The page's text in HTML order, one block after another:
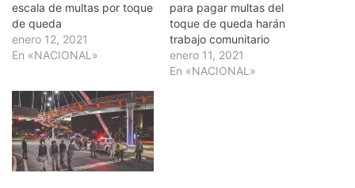
escala de multas por toque
de queda
enero 12, 2021
En «NACIONAL»
para pagar multas del
toque de queda harán
trabajo comunitario
enero 11, 2021
En «NACIONAL»